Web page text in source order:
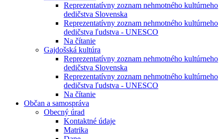
Reprezentatívny zoznam nehmotného kultúrneho
dedičstva Slovenska
Reprezentatívny zoznam nehmotného kultúrneho
dedičstva ľudstva - UNESCO
Na čítanie
Gajdošská kultúra
Reprezentatívny zoznam nehmotného kultúrneho
dedičstva Slovenska
Reprezentatívny zoznam nehmotného kultúrneho
dedičstva ľudstva - UNESCO
Na čítanie
Občan a samospráva
Obecný úrad
Kontaktné údaje
Matrika